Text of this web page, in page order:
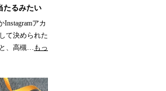
たるみたい
Instagramアカ
て決められた
、高槻… もっ